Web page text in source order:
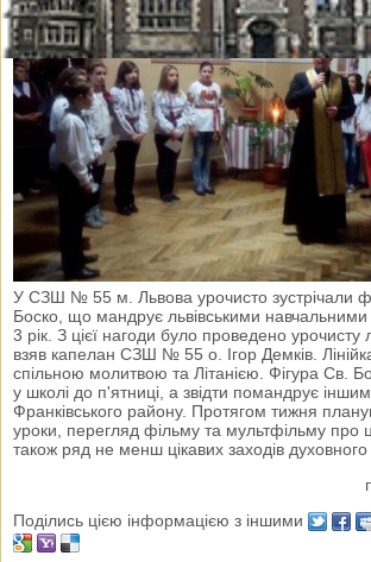
У СЗШ № 55 м. Львова урочисто зустрічали
Боско, що мандрує львівськими
3 рік. З цієї нагоди було проведено урочисту
взяв капелан СЗШ № 55 о. Ігор Демків.
спільною молитвою та Літанією. Фігура Св.
у школі до п'ятниці, а звідти помандрує
Франківського району. Протягом тижня
уроки, перегляд фільму та мультфільму про
також ряд не менш цікавих заходів
Поділись цією інформацією з іншими